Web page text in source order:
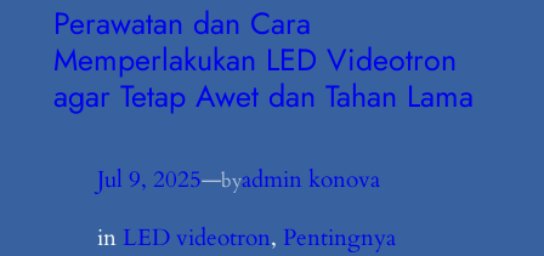
Perawatan dan Cara
Memperlakukan LED Videotron
agar Tetap Awet dan Tahan Lama
Jul 9, 2025—byadmin konova
in LED videotron, Pentingnya